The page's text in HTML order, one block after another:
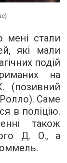
мені стали
які мали
подій
на
(позивний
Саме
в поліцію.
також
Д. О., а